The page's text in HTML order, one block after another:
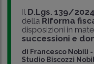
Il D.Lgs. 139/2024
della Riforma
disposizioni in
successioni e
di Francesco Nobili -
Studio Biscozzi